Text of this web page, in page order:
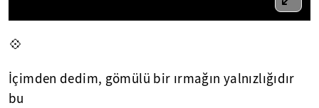
💠
İçimden dedim, gömülü bir ırmağın yalnızlığıdır
bu